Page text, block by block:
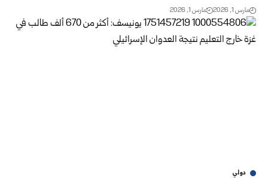
مارس 1, 2026 مارس 1, 2026
دولي